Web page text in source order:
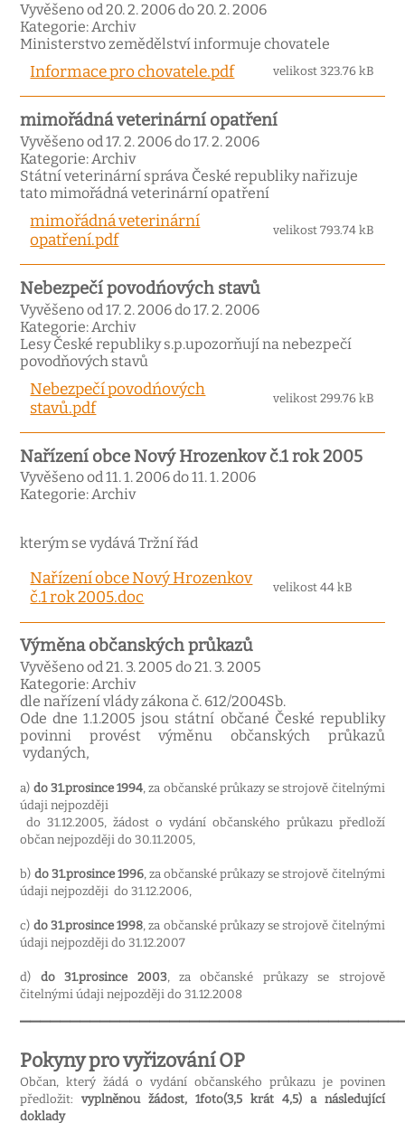
Vyvěšeno od 20. 2. 2006 do 20. 2. 2006
Kategorie: Archiv
Ministerstvo zemědělství informuje chovatele
Informace pro chovatele.pdf velikost 323.76 kB
mimořádná veterinární opatření
Vyvěšeno od 17. 2. 2006 do 17. 2. 2006
Kategorie: Archiv
Státní veterinární správa České republiky nařizuje
tato mimořádná veterinární opatření
mimořádná veterinární
opatření.pdf
velikost 793.74 kB
Nebezpečí povodńových stavů
Vyvěšeno od 17. 2. 2006 do 17. 2. 2006
Kategorie: Archiv
Lesy České republiky s.p.upozorňují na nebezpečí
povodňových stavů
Nebezpečí povodńových
stavů.pdf
velikost 299.76 kB
Nařízení obce Nový Hrozenkov č.1 rok 2005
Vyvěšeno od 11. 1. 2006 do 11. 1. 2006
Kategorie: Archiv
kterým se vydává Tržní řád
Nařízení obce Nový Hrozenkov
č.1 rok 2005.doc
velikost 44 kB
Výměna občanských průkazů
Vyvěšeno od 21. 3. 2005 do 21. 3. 2005
Kategorie: Archiv
dle nařízení vlády zákona č. 612/2004Sb.
Ode dne 1.1.2005 jsou státní občané České republiky
povinni provést výměnu občanských průkazů
vydaných,
a) do 31.prosince 1994, za občanské průkazy se strojově čitelnými
údaji nejpozději
do 31.12.2005, žádost o vydání občanského průkazu předloží
občan nejpozději do 30.11.2005,
b) do 31.prosince 1996, za občanské průkazy se strojově čitelnými
údaji nejpozději do 31.12.2006,
c) do 31.prosince 1998, za občanské průkazy se strojově čitelnými
údaji nejpozději do 31.12.2007
d) do 31.prosince 2003, za občanské průkazy se strojově
čitelnými údaji nejpozději do 31.12.2008
Pokyny pro vyřizování OP
Občan, který žádá o vydání občanského průkazu je povinen
předložit:vyplněnou žádost, 1foto(3,5 krát 4,5) a následující
doklady